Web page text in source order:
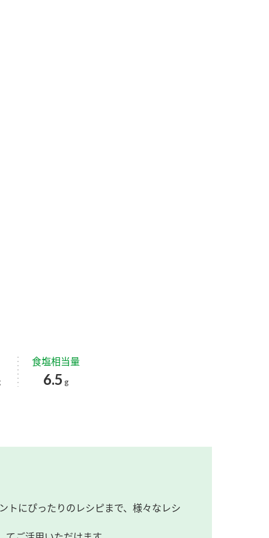
食塩相当量
6.5 g
トにぴったりのレシピまで、様々なレシ